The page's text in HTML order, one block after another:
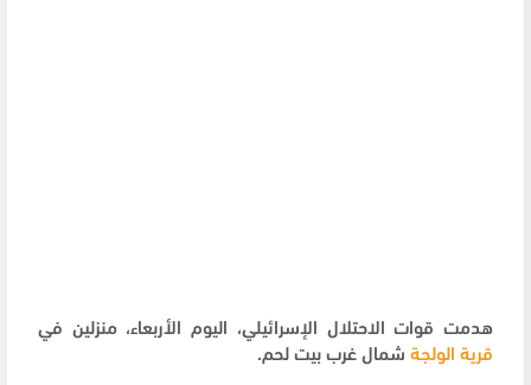
هدمت قوات الاحتلال الإسرائيلي، اليوم الأربعاء، منزلين في
قرية الولجة شمال غرب بيت لحم.